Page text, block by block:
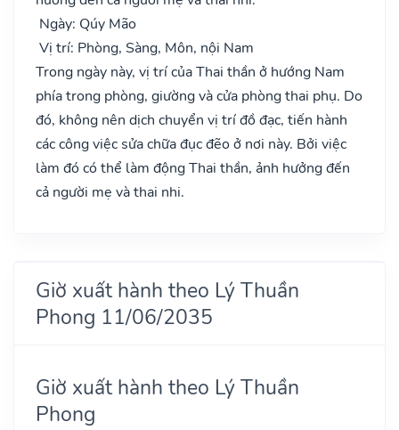
Ngày: Qúy Mão
Vị trí: Phòng, Sàng, Môn, nội Nam
Trong ngày này, vị trí của Thai thần ở hướng Nam
phía trong phòng, giường và cửa phòng thai phụ. Do
đó, không nên dịch chuyển vị trí đồ đạc, tiến hành
các công việc sửa chữa đục đẽo ở nơi này. Bởi việc
làm đó có thể làm động Thai thần, ảnh hưởng đến
cả người mẹ và thai nhi.
Giờ xuất hành theo Lý Thuần
Phong 11/06/2035
Giờ xuất hành theo Lý Thuần
Phong